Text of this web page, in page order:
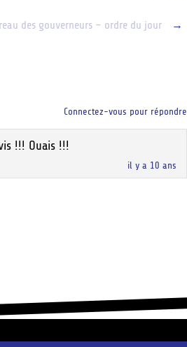
des gouverneurs – ordre du jour →
il y a 10 ans
!!! Ouais !!!
Connectez-vous pour répondre